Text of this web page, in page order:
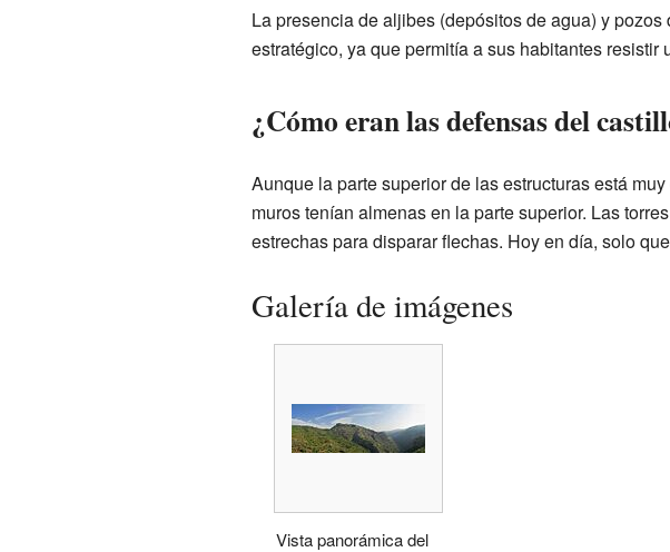
La presencia de aljibes (depósitos de agua) y
estratégico, ya que permitía a sus habitantes resistir
¿Cómo eran las defensas del
Aunque la parte superior de las estructuras está
muros tenían almenas en la parte superior. Las
estrechas para disparar flechas. Hoy en día, solo
Galería de imágenes
Vista panorámica del